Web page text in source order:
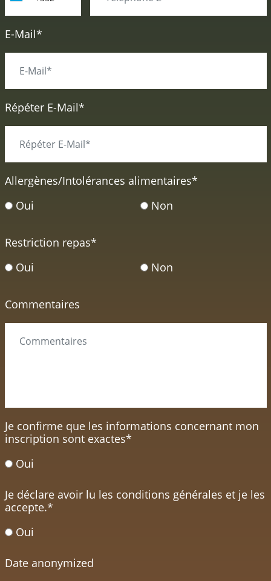
E-Mail*
Répéter E-Mail*
Allergènes/Intolérances alimentaires*
Oui
Non
Restriction repas*
Oui
Non
Commentaires
Je confirme que les informations concernant mon
inscription sont exactes*
Oui
Je déclare avoir lu les conditions générales et je les
accepte.*
Oui
Date anonymized